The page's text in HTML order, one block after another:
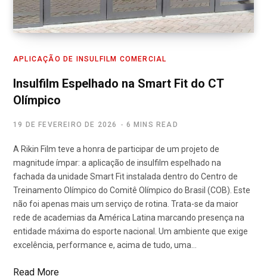
APLICAÇÃO DE INSULFILM COMERCIAL
Insulfilm Espelhado na Smart Fit do CT
Olímpico
19 DE FEVEREIRO DE 2026 6 MINS READ
A Rikin Film teve a honra de participar de um projeto de
magnitude ímpar: a aplicação de insulfilm espelhado na
fachada da unidade Smart Fit instalada dentro do Centro de
Treinamento Olímpico do Comitê Olímpico do Brasil (COB). Este
não foi apenas mais um serviço de rotina. Trata-se da maior
rede de academias da América Latina marcando presença na
entidade máxima do esporte nacional. Um ambiente que exige
excelência, performance e, acima de tudo, uma…
Read More